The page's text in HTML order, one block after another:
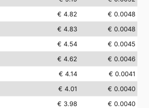
€ 4.82
€ 0.0048
€ 4.83
€ 0.0048
€ 4.54
€ 0.0045
€ 4.62
€ 0.0046
€ 4.14
€ 0.0041
€ 4.01
€ 0.0040
€ 3.98
€ 0.0040